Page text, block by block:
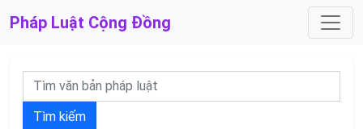
Pháp Luật Cộng Đồng
Tìm kiếm